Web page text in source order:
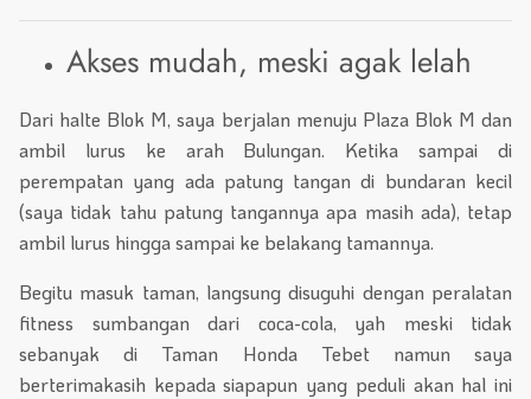
Akses mudah, meski agak lelah
Dari halte Blok M, saya berjalan menuju Plaza Blok M dan
ambil lurus ke arah Bulungan. Ketika sampai di
perempatan yang ada patung tangan di bundaran kecil
(saya tidak tahu patung tangannya apa masih ada), tetap
ambil lurus hingga sampai ke belakang tamannya.
Begitu masuk taman, langsung disuguhi dengan peralatan
fitness sumbangan dari coca-cola, yah meski tidak
sebanyak di Taman Honda Tebet namun saya
berterimakasih kepada siapapun yang peduli akan hal ini